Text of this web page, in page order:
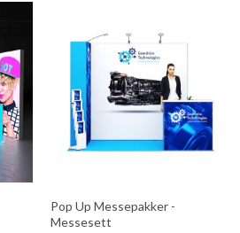
Pop Up Messepakker -
Messesett